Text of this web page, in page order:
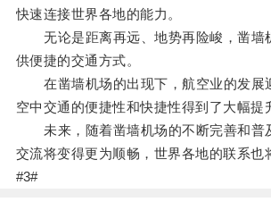
快速连接世界各地的能力。
无论是距离再远、地势再险峻，凿墙
供便捷的交通方式。
在凿墙机场的出现下，航空业的发展
空中交通的便捷性和快捷性得到了大幅提
未来，随着凿墙机场的不断完善和普
交流将变得更为顺畅，世界各地的联系也
#3#